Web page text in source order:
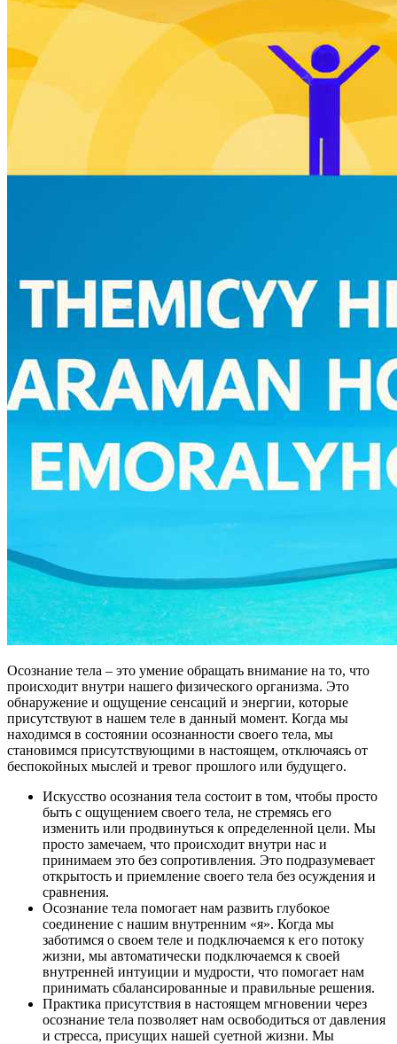
Осознание тела – это умение обращать внимание на то, что
происходит внутри нашего физического организма. Это
обнаружение и ощущение сенсаций и энергии, которые
присутствуют в нашем теле в данный момент. Когда мы
находимся в состоянии осознанности своего тела, мы
становимся присутствующими в настоящем, отключаясь от
беспокойных мыслей и тревог прошлого или будущего.
Искусство осознания тела состоит в том, чтобы просто
быть с ощущением своего тела, не стремясь его
изменить или продвинуться к определенной цели. Мы
просто замечаем, что происходит внутри нас и
принимаем это без сопротивления. Это подразумевает
открытость и приемление своего тела без осуждения и
сравнения.
Осознание тела помогает нам развить глубокое
соединение с нашим внутренним «я». Когда мы
заботимся о своем теле и подключаемся к его потоку
жизни, мы автоматически подключаемся к своей
внутренней интуиции и мудрости, что помогает нам
принимать сбалансированные и правильные решения.
Практика присутствия в настоящем мгновении через
осознание тела позволяет нам освободиться от давления
и стресса, присущих нашей суетной жизни. Мы